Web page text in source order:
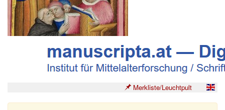
Merkliste/Leuchtpult